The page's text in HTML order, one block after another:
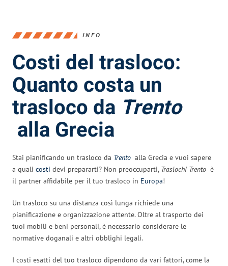
INFO
Costi del trasloco:
Quanto costa un
trasloco da Trento
alla Grecia
Stai pianificando un trasloco da Trento alla Grecia e vuoi sapere
a quali costi devi prepararti? Non preoccuparti, Traslochi Trento è
il partner affidabile per il tuo trasloco in Europa!
Un trasloco su una distanza così lunga richiede una
pianificazione e organizzazione attente. Oltre al trasporto dei
tuoi mobili e beni personali, è necessario considerare le
normative doganali e altri obblighi legali.
I costi esatti del tuo trasloco dipendono da vari fattori, come la